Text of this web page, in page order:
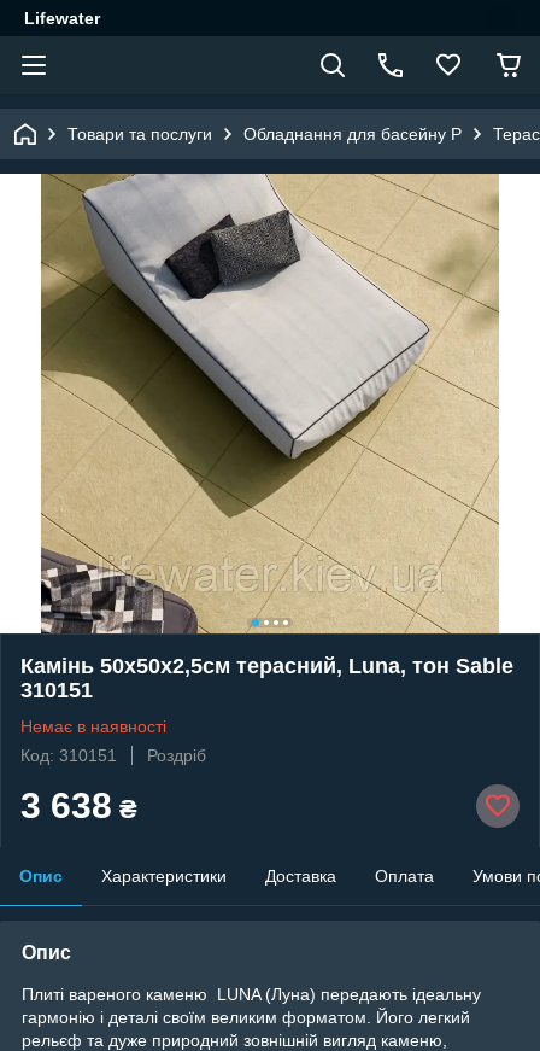
Lifewater
Товари та послуги Обладнання для басейну P
Камінь 50х50х2,5см терасний, Luna, тон Sable
310151
Немає в наявності
Код: 310151
Роздріб
3 638 ₴
Опис Характеристики Доставка Оплата Умови
Опис
Плиті вареного каменю LUNA (Луна) передають ідеальну
гармонію і деталі своїм великим форматом. Його легкий
рельєф та дуже природний зовнішній вигляд каменю,